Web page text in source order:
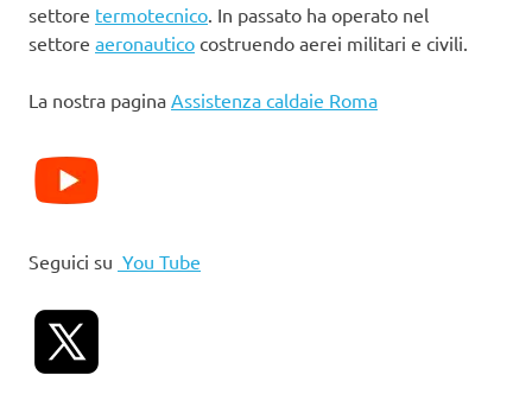
settore termotecnico . In passato ha operato nel
settore aeronautico costruendo aerei militari e civili.
La nostra pagina Assistenza caldaie Roma
Seguici su You Tube